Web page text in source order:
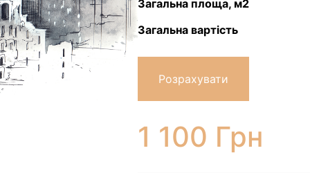
Загальна площа, м2
Загальна вартість
Розрахувати
1 100 Грн